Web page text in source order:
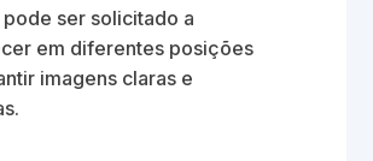
ser solicitado a
em diferentes posições
imagens claras e